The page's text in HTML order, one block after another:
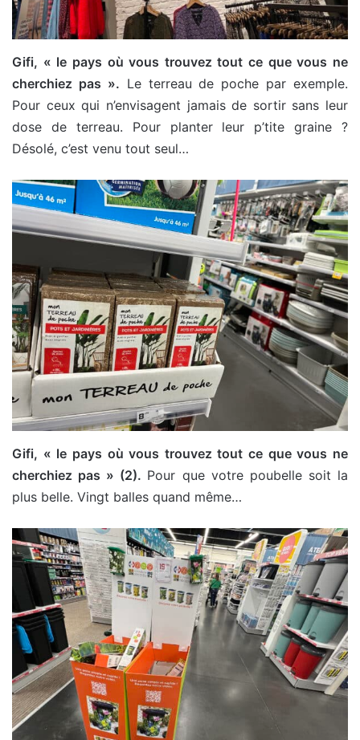
Gifi, « le pays où vous trouvez tout ce que vous ne
cherchiez pas ». Le terreau de poche par exemple.
Pour ceux qui n’envisagent jamais de sortir sans leur
dose de terreau. Pour planter leur p’tite graine ?
Désolé, c’est venu tout seul…
Gifi, « le pays où vous trouvez tout ce que vous ne
cherchiez pas » (2). Pour que votre poubelle soit la
plus belle. Vingt balles quand même…